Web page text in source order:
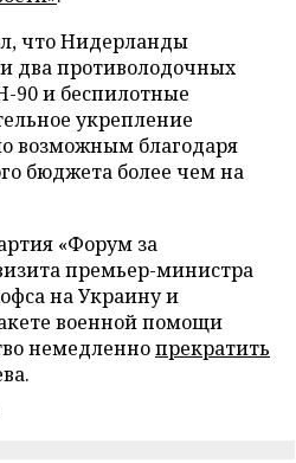
что Нидерланды
два противолодочных
90 и беспилотные
укрепление
возможным благодаря
бюджета более чем на
«Форум за
премьер-министра
на Украину и
военной помощи
немедленнопрекратить